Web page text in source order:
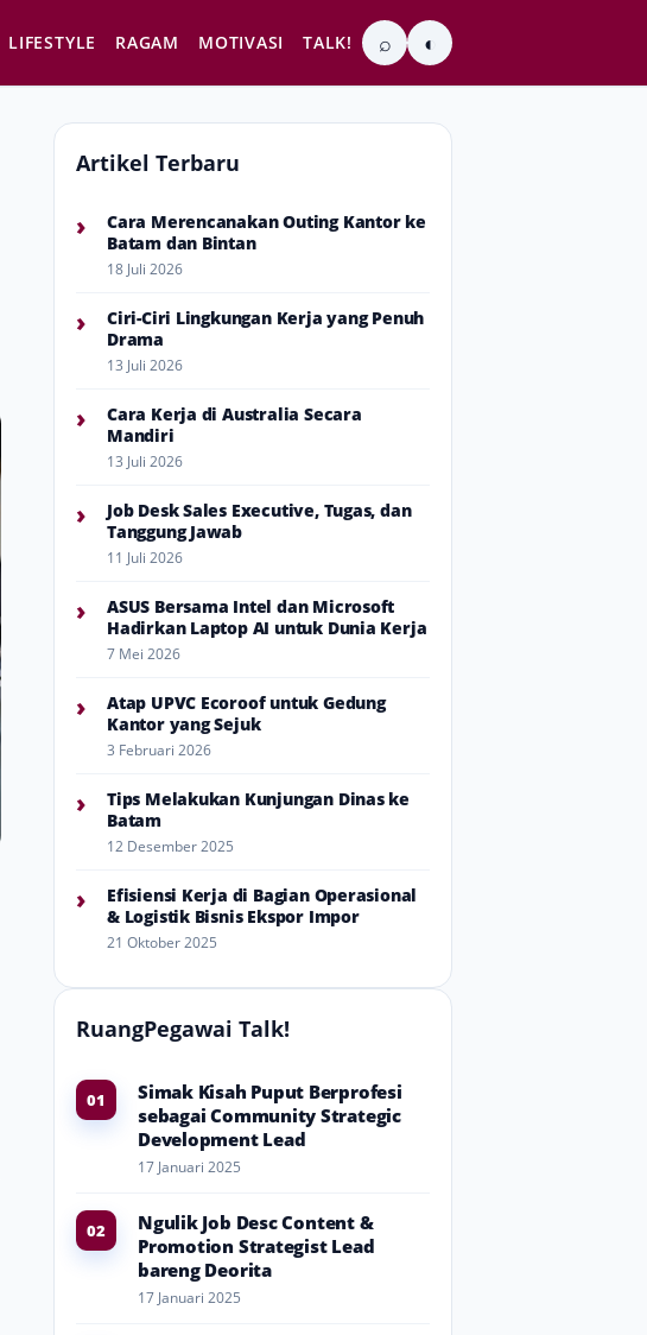
LIFESTYLE RAGAM MOTIVASI TALK! ⌕ ◐
Artikel Terbaru
›
Cara Merencanakan Outing Kantor ke
Batam dan Bintan
18 Juli 2026
›
Ciri-Ciri Lingkungan Kerja yang Penuh
Drama
13 Juli 2026
›
Cara Kerja di Australia Secara
Mandiri
13 Juli 2026
›
Job Desk Sales Executive, Tugas, dan
Tanggung Jawab
11 Juli 2026
›
ASUS Bersama Intel dan Microsoft
Hadirkan Laptop AI untuk Dunia Kerja
7 Mei 2026
›
Atap UPVC Ecoroof untuk Gedung
Kantor yang Sejuk
3 Februari 2026
›
Tips Melakukan Kunjungan Dinas ke
Batam
12 Desember 2025
›
Efisiensi Kerja di Bagian Operasional
& Logistik Bisnis Ekspor Impor
21 Oktober 2025
RuangPegawai Talk!
01
Simak Kisah Puput Berprofesi
sebagai Community Strategic
Development Lead
17 Januari 2025
02
Ngulik Job Desc Content &
Promotion Strategist Lead
bareng Deorita
17 Januari 2025